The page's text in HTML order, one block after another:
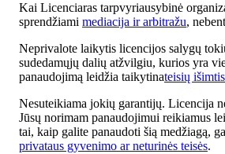
Kai Licenciaras tarpvyriausybinė
sprendžiami mediacija ir arbitražu,
Neprivalote laikytis licencijos salygų
sudedamųjų dalių atžvilgiu, kurios yra
panaudojimą leidžia taikytinateisių
Nesuteikiama jokių garantijų. Licencija
Jūsų norimam panaudojimui reikiamus
tai, kaip galite panaudoti šią medžiagą,
privataus gyvenimo ar neturinės teisės.